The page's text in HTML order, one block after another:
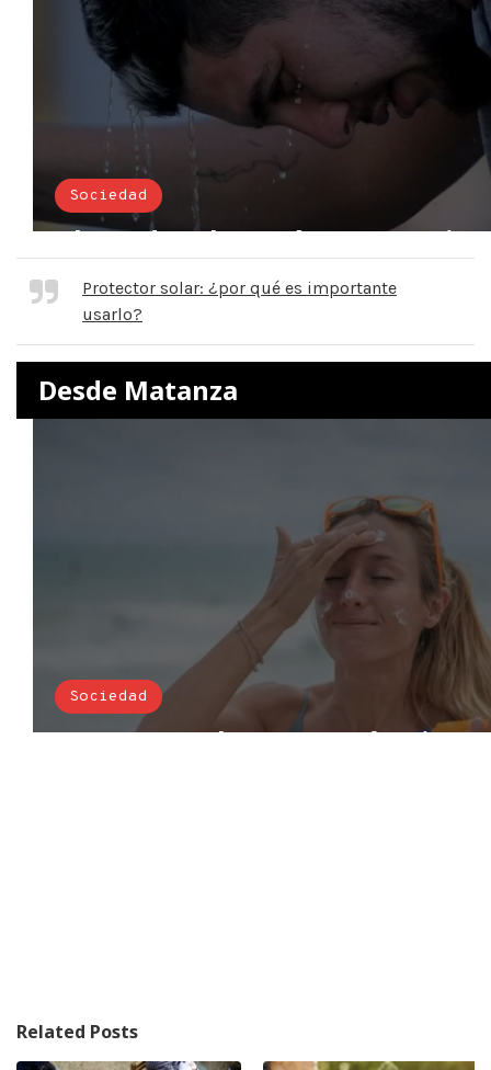
Protector solar: ¿por qué es importante
usarlo?
Related Posts